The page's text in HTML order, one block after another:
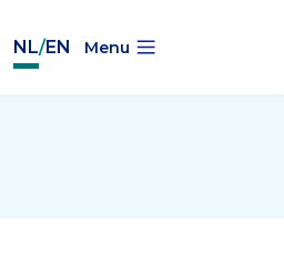
NL/EN Menu